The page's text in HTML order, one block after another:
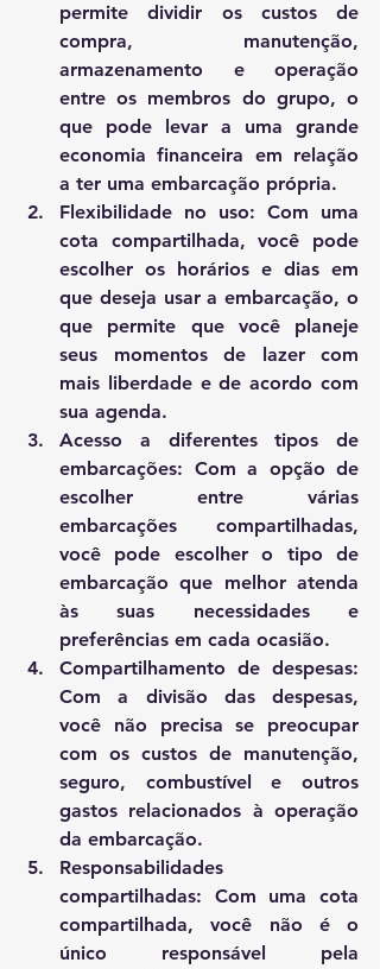
permite dividir os custos de
compra, manutenção,
armazenamento e operação
entre os membros do grupo, o
que pode levar a uma grande
economia financeira em relação
a ter uma embarcação própria.
Flexibilidade no uso: Com uma
cota compartilhada, você pode
escolher os horários e dias em
que deseja usar a embarcação, o
que permite que você planeje
seus momentos de lazer com
mais liberdade e de acordo com
sua agenda.
Acesso a diferentes tipos de
embarcações: Com a opção de
escolher entre várias
embarcações compartilhadas,
você pode escolher o tipo de
embarcação que melhor atenda
às suas necessidades e
preferências em cada ocasião.
Compartilhamento de despesas:
Com a divisão das despesas,
você não precisa se preocupar
com os custos de manutenção,
seguro, combustível e outros
gastos relacionados à operação
da embarcação.
Responsabilidades
compartilhadas: Com uma cota
compartilhada, você não é o
único responsável pela